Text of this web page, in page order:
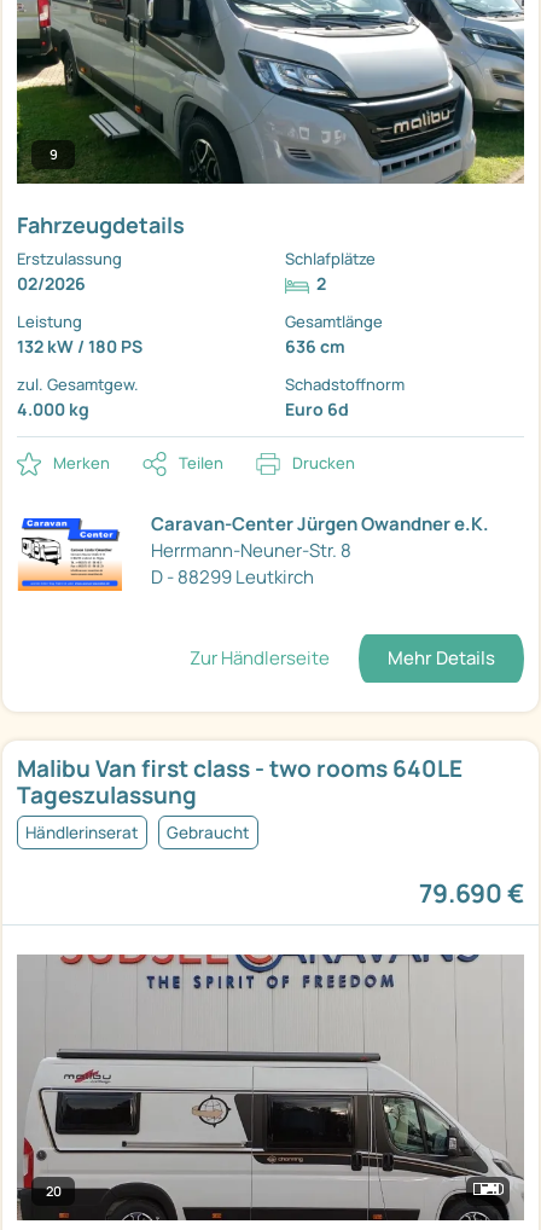
9
Fahrzeugdetails
Erstzulassung
02/2026
Schlafplätze
2
Leistung
132 kW / 180 PS
Gesamtlänge
636 cm
zul. Gesamtgew.
4.000 kg
Schadstoffnorm
Euro 6d
Merken Teilen Drucken
Caravan-Center Jürgen Owandner e.K.
Herrmann-Neuner-Str. 8
D - 88299 Leutkirch
Zur Händlerseite Mehr Details
Malibu Van first class - two rooms 640LE
Tageszulassung
Händlerinserat Gebraucht
79.690 €
20